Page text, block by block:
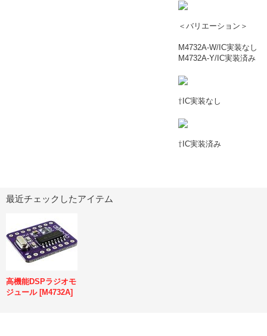
＜バリエーション＞
M4732A-W/IC実装なし
M4732A-Y/IC実装済み
⇧IC実装なし
⇧IC実装済み
最近チェックしたアイテム
高機能DSPラジオモ
ジュール [M4732A]